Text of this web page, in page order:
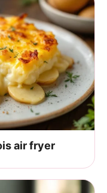
air fryer